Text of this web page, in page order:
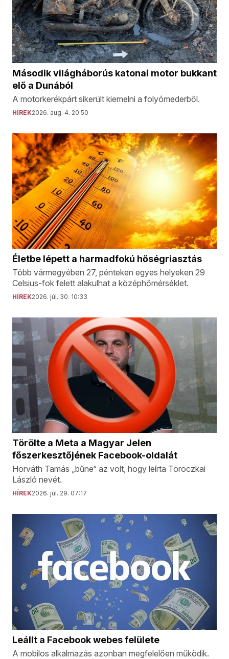
Második világháborús katonai motor bukkant
elő a Dunából
A motorkerékpárt sikerült kiemelni a folyómederből.
HÍREK2026. aug. 4. 20:50
Életbe lépett a harmadfokú hőségriasztás
Több vármegyében 27, pénteken egyes helyeken 29
Celsius-fok felett alakulhat a középhőmérséklet.
HÍREK2026. júl. 30. 10:33
Törölte a Meta a Magyar Jelen
főszerkesztőjének Facebook-oldalát
Horváth Tamás „bűne“ az volt, hogy leírta Toroczkai
László nevét.
HÍREK2026. júl. 29. 07:17
Leállt a Facebook webes felülete
A mobilos alkalmazás azonban megfelelően működik.